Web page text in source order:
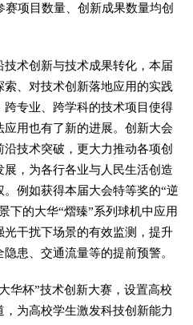
项目数量、创新成果数量均创
术创新与技术成果转化，本届
、对技术创新落地应用的实践
专业、跨学科的技术项目使得
用也有了新的进展。创新大会
技术突破，更大力推动各项创
，为各行各业与人民生活创造
例如获得本届大会特等奖的“逆
下的大华“熠臻”系列球机中应用
干扰下场景的有效监测，提升
患、交通流量等的提前预警。
杯”技术创新大赛，设置高校
为高校学生激发科技创新能力